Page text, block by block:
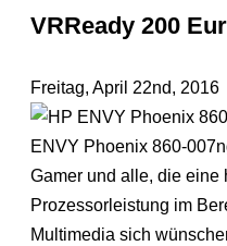
VRReady 200
Freitag, April 22nd, 2016
ENVY Phoenix 860-
Gamer und alle, die eine
Prozessorleistung im
Multimedia sich